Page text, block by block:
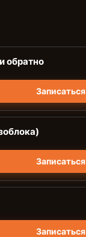
обратно
Записаться
Записаться
Записаться